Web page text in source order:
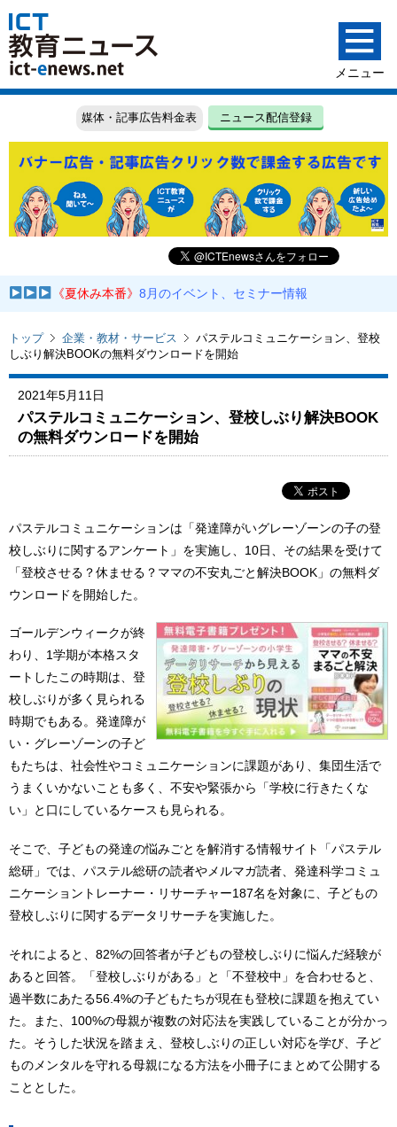
媒体・記事広告料金表 ニュース配信登録
《夏休み本番》8月のイベント、セミナー情報
トップ 企業・教材・サービス
パステルコミュニケーション、登校
しぶり解決BOOKの無料ダウンロードを開始
2021年5月11日
パステルコミュニケーション、登校しぶり解決BOOK
の無料ダウンロードを開始
パステルコミュニケーションは「発達障がいグレーゾーンの子の登
校しぶりに関するアンケート」を実施し、10日、その結果を受けて
「登校させる？休ませる？ママの不安丸ごと解決BOOK」の無料ダ
ウンロードを開始した。
ゴールデンウィークが終
わり、1学期が本格スタ
ートしたこの時期は、登
校しぶりが多く見られる
時期でもある。発達障が
い・グレーゾーンの子ど
もたちは、社会性やコミュニケーションに課題があり、集団生活で
うまくいかないことも多く、不安や緊張から「学校に行きたくな
い」と口にしているケースも見られる。
そこで、子どもの発達の悩みごとを解消する情報サイト「パステル
総研」では、パステル総研の読者やメルマガ読者、発達科学コミュ
ニケーショントレーナー・リサーチャー187名を対象に、子どもの
登校しぶりに関するデータリサーチを実施した。
それによると、82%の回答者が子どもの登校しぶりに悩んだ経験が
あると回答。「登校しぶりがある」と「不登校中」を合わせると、
過半数にあたる56.4%の子どもたちが現在も登校に課題を抱えてい
た。また、100%の母親が複数の対応法を実践していることが分かっ
た。そうした状況を踏まえ、登校しぶりの正しい対応を学び、子ど
ものメンタルを守れる母親になる方法を小冊子にまとめて公開する
こととした。